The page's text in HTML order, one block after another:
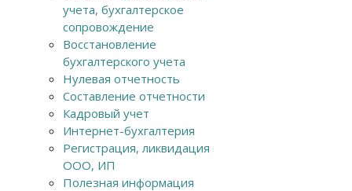
учета, бухгалтерское
сопровождение
Восстановление
бухгалтерского учета
Нулевая отчетность
Составление отчетности
Кадровый учет
Интернет-бухгалтерия
Регистрация, ликвидация
ООО, ИП
Полезная информация